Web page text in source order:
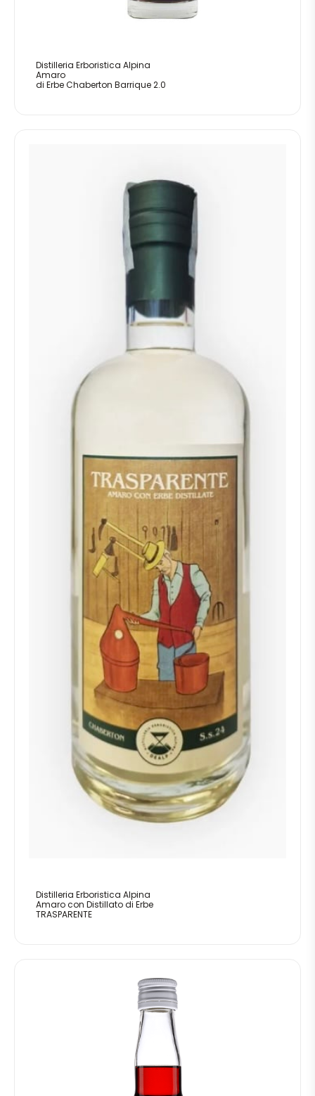
Distilleria Erboristica Alpina
Amaro
di Erbe Chaberton Barrique 2.0
Distilleria Erboristica Alpina
Amaro con Distillato di Erbe
TRASPARENTE